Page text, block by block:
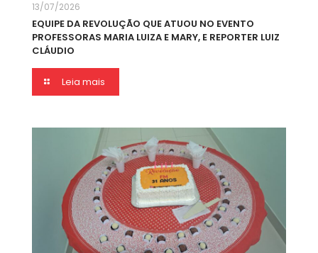
13/07/2026
EQUIPE DA REVOLUÇÃO QUE ATUOU NO EVENTO
PROFESSORAS MARIA LUIZA E MARY, E REPORTER LUIZ
CLÁUDIO
Leia mais